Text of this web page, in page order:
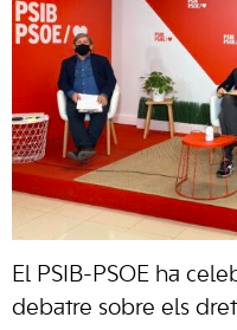
El PSIB-PSOE ha
debatre sobre els